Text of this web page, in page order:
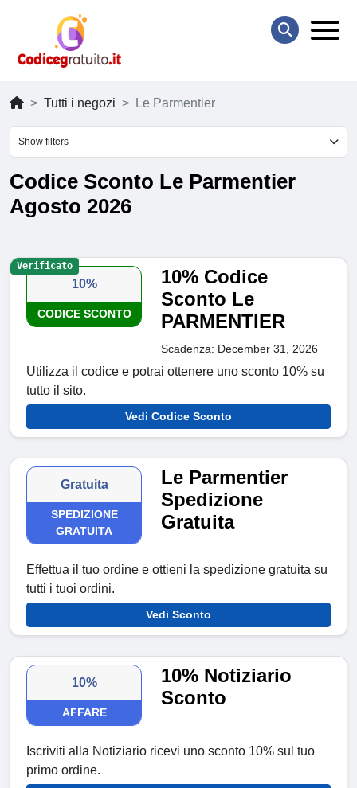
Tutti i negozi Le Parmentier
Show filters
Codice Sconto Le Parmentier
Agosto 2026
10%
CODICE SCONTO
10% Codice
Sconto Le
PARMENTIER
Scadenza: December 31, 2026
Utilizza il codice e potrai ottenere uno sconto 10% su
tutto il sito.
Vedi Codice Sconto
Verificato
Gratuita
SPEDIZIONE
GRATUITA
Le Parmentier
Spedizione
Gratuita
Effettua il tuo ordine e ottieni la spedizione gratuita su
tutti i tuoi ordini.
Vedi Sconto
10%
AFFARE
10% Notiziario
Sconto
Iscriviti alla Notiziario ricevi uno sconto 10% sul tuo
primo ordine.